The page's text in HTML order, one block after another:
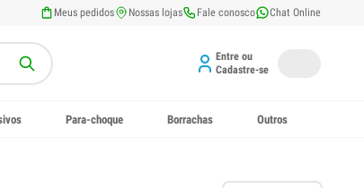
Meus pedidos Nossas lojas Fale conosco Chat Online
Entre ou
Cadastre-se
Para-choque Borrachas Outros